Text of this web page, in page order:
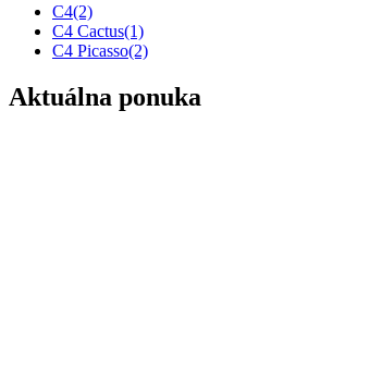
C4(2)
C4 Cactus(1)
C4 Picasso(2)
Aktuálna ponuka